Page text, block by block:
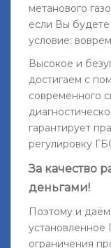
метанового
если Вы
условие:
Высокое и
достигаем с
современного
гарантирует
регулировку
За качество
деньгами!
Поэтому и
ограничения